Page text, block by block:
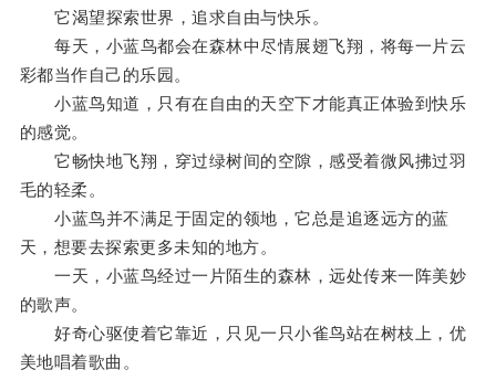
它渴望探索世界，追求自由与快乐。
每天，小蓝鸟都会在森林中尽情展翅飞翔，将每一片云
彩都当作自己的乐园。
小蓝鸟知道，只有在自由的天空下才能真正体验到快乐
的感觉。
它畅快地飞翔，穿过绿树间的空隙，感受着微风拂过羽
毛的轻柔。
小蓝鸟并不满足于固定的领地，它总是追逐远方的蓝
天，想要去探索更多未知的地方。
一天，小蓝鸟经过一片陌生的森林，远处传来一阵美妙
的歌声。
好奇心驱使着它靠近，只见一只小雀鸟站在树枝上，优
美地唱着歌曲。